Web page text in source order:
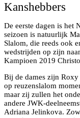
Kanshebbers
De eerste dagen is het
seizoen is natuurlijk
Slalom, die reeds ook
wedstrijden op zijn
Kampioen 2019
Bij de dames zijn Roxy
op reuzenslalom
maar zij zullen het
andere JWK-
Adriana Jelinkova.